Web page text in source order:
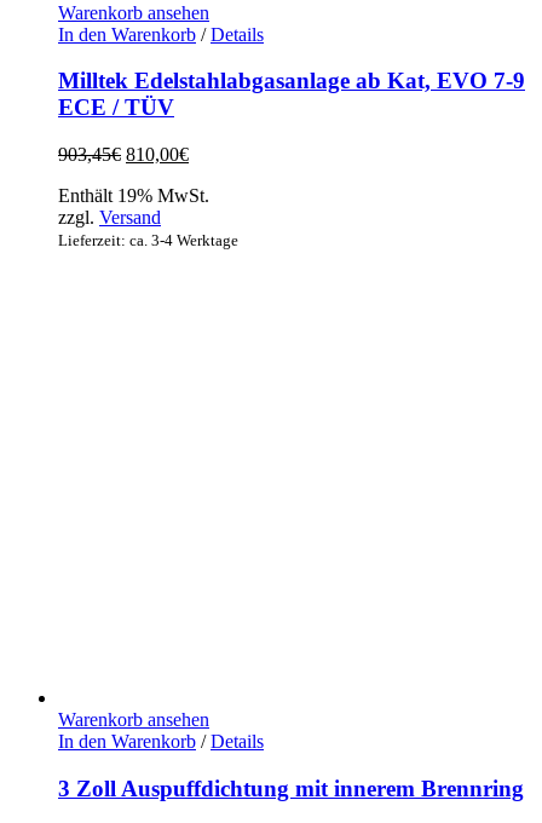
Warenkorb ansehen
In den Warenkorb / Details
Milltek Edelstahlabgasanlage ab Kat, EVO 7-9
ECE / TÜV
903,45€ Ursprünglicher
war:
903,45€
810,00€Aktueller
ist:
Enthält 19% MwSt.
zzgl. Versand
Lieferzeit: ca. 3-4 Werktage
Warenkorb ansehen
In den Warenkorb / Details
3 Zoll Auspuffdichtung mit innerem Brennring